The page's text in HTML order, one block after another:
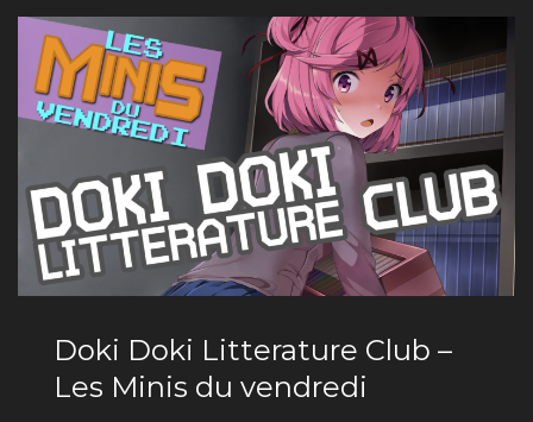
Doki Doki Litterature Club –
Les Minis du vendredi